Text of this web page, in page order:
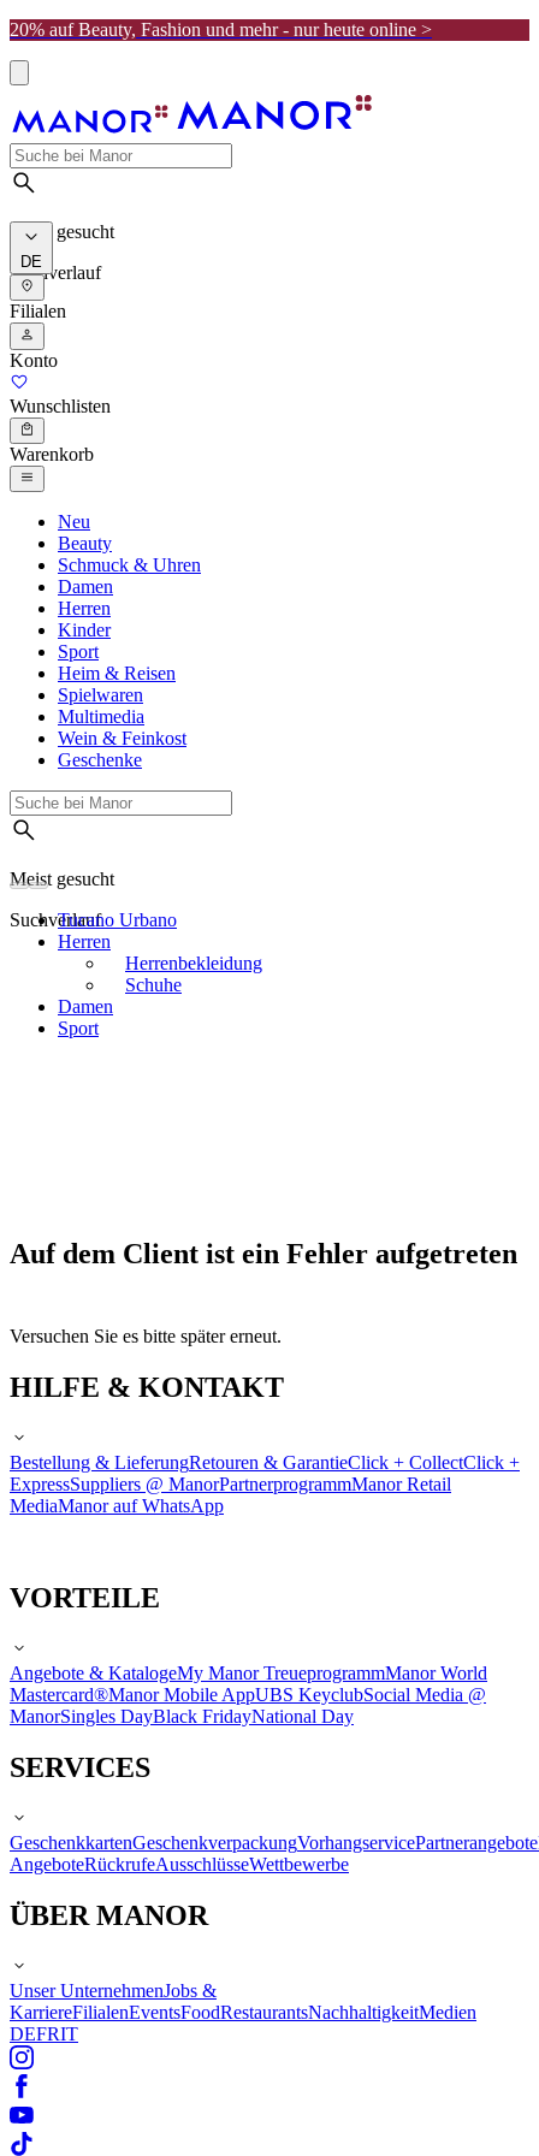
20% auf Beauty, Fashion und mehr - nur heute online >
Meist gesucht
Suchverlauf
DE
Filialen
Konto
Wunschlisten
Warenkorb
Neu
Beauty
Schmuck & Uhren
Damen
Herren
Kinder
Sport
Heim & Reisen
Spielwaren
Multimedia
Wein & Feinkost
Geschenke
Meist gesucht
SuchverlaufTucano Urbano
Herren
Herrenbekleidung
Schuhe
Damen
Sport
Auf dem Client ist ein Fehler aufgetreten
Versuchen Sie es bitte später erneut.
HILFE & KONTAKT
Bestellung & LieferungRetouren & GarantieClick + CollectClick +
ExpressSuppliers @ ManorPartnerprogrammManor Retail
MediaManor auf WhatsApp
VORTEILE
Angebote & KatalogeMy Manor TreueprogrammManor World
Mastercard®Manor Mobile AppUBS KeyclubSocial Media @
ManorSingles DayBlack FridayNational Day
SERVICES
GeschenkkartenGeschenkverpackungVorhangservicePartnerangebote
AngeboteRückrufeAusschlüsseWettbewerbe
ÜBER MANOR
Unser UnternehmenJobs &
KarriereFilialenEventsFoodRestaurantsNachhaltigkeitMedien
DEFRIT